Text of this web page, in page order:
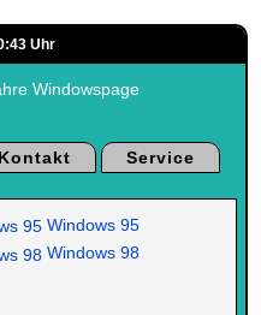
Uhr
Kontakt
Service
Windows 95
Windows 98